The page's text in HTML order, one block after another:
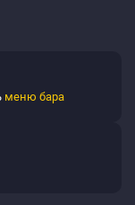
меню бара